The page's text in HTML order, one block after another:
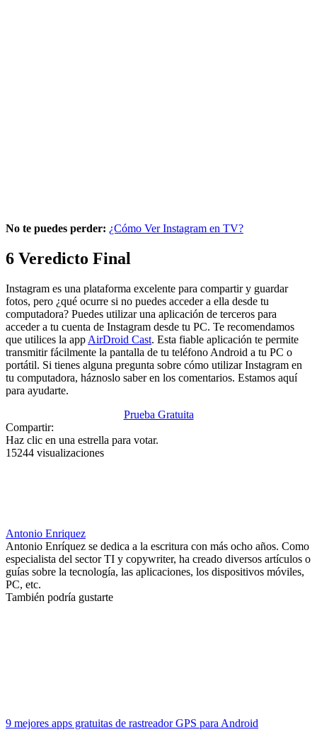
No te puedes perder: ¿Cómo Ver Instagram en TV?
6 Veredicto Final
Instagram es una plataforma excelente para compartir y guardar
fotos, pero ¿qué ocurre si no puedes acceder a ella desde tu
computadora? Puedes utilizar una aplicación de terceros para
acceder a tu cuenta de Instagram desde tu PC. Te recomendamos
que utilices la app AirDroid Cast. Esta fiable aplicación te permite
transmitir fácilmente la pantalla de tu teléfono Android a tu PC o
portátil. Si tienes alguna pregunta sobre cómo utilizar Instagram en
tu computadora, háznoslo saber en los comentarios. Estamos aquí
para ayudarte.
Prueba Gratuita
Compartir:
Haz clic en una estrella para votar.
15244 visualizaciones
Antonio Enriquez
Antonio Enríquez se dedica a la escritura con más ocho años. Como
especialista del sector TI y copywriter, ha creado diversos artículos o
guías sobre la tecnología, las aplicaciones, los dispositivos móviles,
PC, etc.
También podría gustarte
9 mejores apps gratuitas de rastreador GPS para Android